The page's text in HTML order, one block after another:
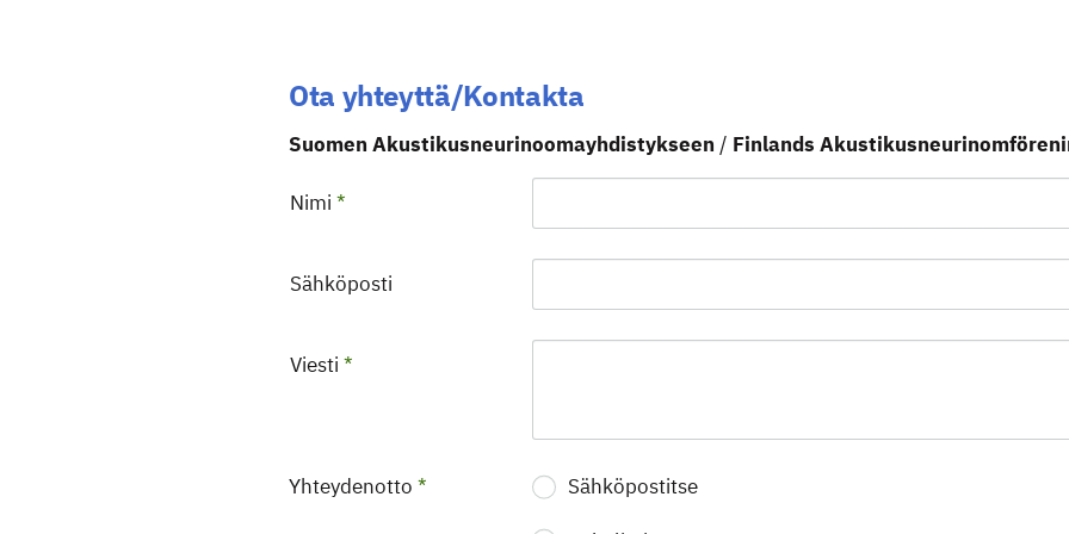
Ota yhteyttä/Kontakta
Suomen Akustikusneurinoomayhdistykseen / Finlands
Nimi *
Sähköposti
Viesti *
Yhteydenotto * Sähköpostitse